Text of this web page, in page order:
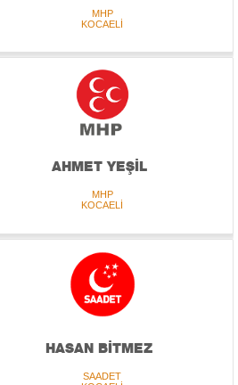
MHP
KOCAELİ
AHMET YEŞİL
MHP
KOCAELİ
HASAN BİTMEZ
SAADET